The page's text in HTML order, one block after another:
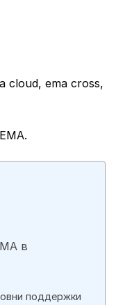
cloud, ema cross,
в
поддержки